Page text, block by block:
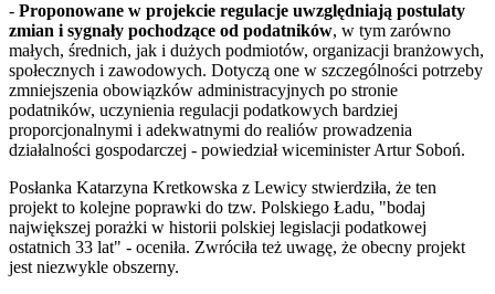
- Proponowane w projekcie regulacje uwzględniają postulaty
zmian i sygnały pochodzące od podatników, w tym zarówno
małych, średnich, jak i dużych podmiotów, organizacji branżowych,
społecznych i zawodowych. Dotyczą one w szczególności potrzeby
zmniejszenia obowiązków administracyjnych po stronie
podatników, uczynienia regulacji podatkowych bardziej
proporcjonalnymi i adekwatnymi do realiów prowadzenia
działalności gospodarczej - powiedział wiceminister Artur Soboń.
Posłanka Katarzyna Kretkowska z Lewicy stwierdziła, że ten
projekt to kolejne poprawki do tzw. Polskiego Ładu, "bodaj
największej porażki w historii polskiej legislacji podatkowej
ostatnich 33 lat" - oceniła. Zwróciła też uwagę, że obecny projekt
jest niezwykle obszerny.